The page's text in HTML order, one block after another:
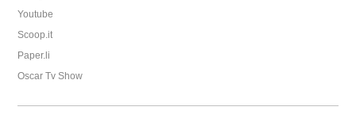
Youtube
Scoop.it
Paper.li
Oscar Tv Show